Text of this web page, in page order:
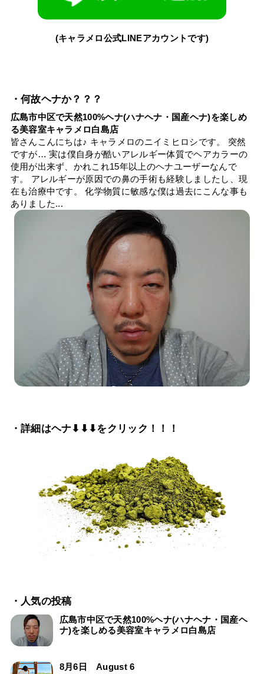
(キャラメロ公式LINEアカウントです)
・何故ヘナか？？？
広島市中区で天然100%ヘナ(ハナヘナ・国産ヘナ)を楽しめ
る美容室キャラメロ白島店
皆さんこんにちは♪ キャラメロのニイミヒロシです。 突然
ですが… 実は僕自身が酷いアレルギー体質でヘアカラーの
使用が出来ず、かれこれ15年以上のヘナユーザーなんで
す。 アレルギーが原因での鼻の手術も経験しましたし、現
在も治療中です。 化学物質に敏感な僕は過去にこんな事も
ありました...
・詳細はヘナ⬇⬇⬇をクリック！！！
・人気の投稿
広島市中区で天然100%ヘナ(ハナヘナ・国産ヘ
ナ)を楽しめる美容室キャラメロ白島店
8月6日 August 6